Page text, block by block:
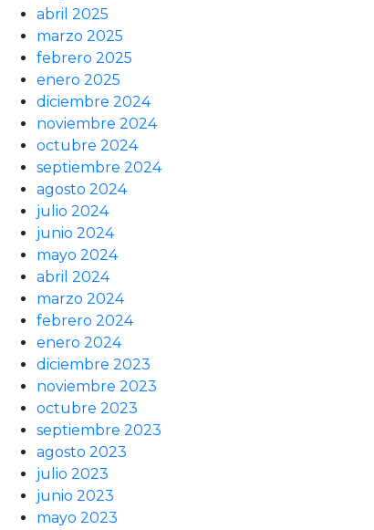
abril 2025
marzo 2025
febrero 2025
enero 2025
diciembre 2024
noviembre 2024
octubre 2024
septiembre 2024
agosto 2024
julio 2024
junio 2024
mayo 2024
abril 2024
marzo 2024
febrero 2024
enero 2024
diciembre 2023
noviembre 2023
octubre 2023
septiembre 2023
agosto 2023
julio 2023
junio 2023
mayo 2023